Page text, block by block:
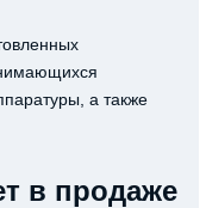
а также
в продаже